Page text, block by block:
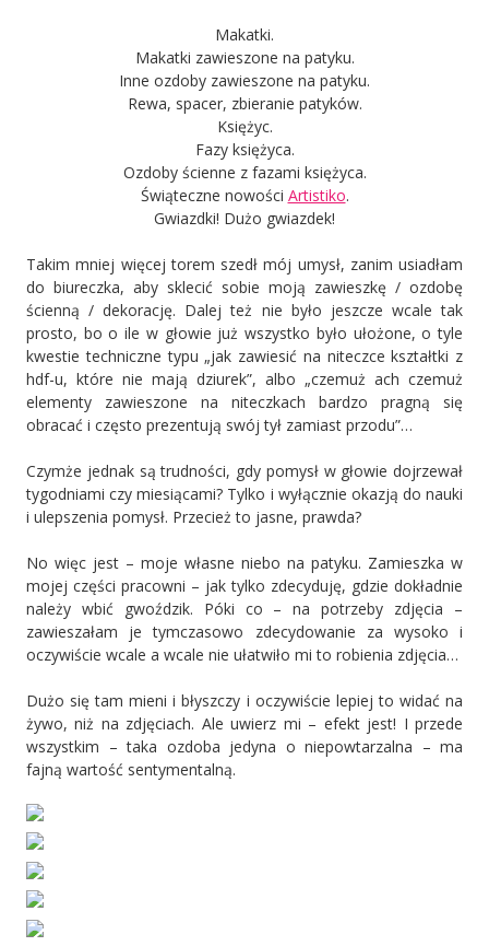
Makatki.
Makatki zawieszone na patyku.
Inne ozdoby zawieszone na patyku.
Rewa, spacer, zbieranie patyków.
Księżyc.
Fazy księżyca.
Ozdoby ścienne z fazami księżyca.
Świąteczne nowości Artistiko.
Gwiazdki! Dużo gwiazdek!
Takim mniej więcej torem szedł mój umysł, zanim usiadłam
do biureczka, aby sklecić sobie moją zawieszkę / ozdobę
ścienną / dekorację. Dalej też nie było jeszcze wcale tak
prosto, bo o ile w głowie już wszystko było ułożone, o tyle
kwestie techniczne typu „jak zawiesić na niteczce kształtki z
hdf-u, które nie mają dziurek”, albo „czemuż ach czemuż
elementy zawieszone na niteczkach bardzo pragną się
obracać i często prezentują swój tył zamiast przodu”…
Czymże jednak są trudności, gdy pomysł w głowie dojrzewał
tygodniami czy miesiącami? Tylko i wyłącznie okazją do nauki
i ulepszenia pomysł. Przecież to jasne, prawda?
No więc jest – moje własne niebo na patyku. Zamieszka w
mojej części pracowni – jak tylko zdecyduję, gdzie dokładnie
należy wbić gwoździk. Póki co – na potrzeby zdjęcia –
zawieszałam je tymczasowo zdecydowanie za wysoko i
oczywiście wcale a wcale nie ułatwiło mi to robienia zdjęcia…
Dużo się tam mieni i błyszczy i oczywiście lepiej to widać na
żywo, niż na zdjęciach. Ale uwierz mi – efekt jest! I przede
wszystkim – taka ozdoba jedyna o niepowtarzalna – ma
fajną wartość sentymentalną.